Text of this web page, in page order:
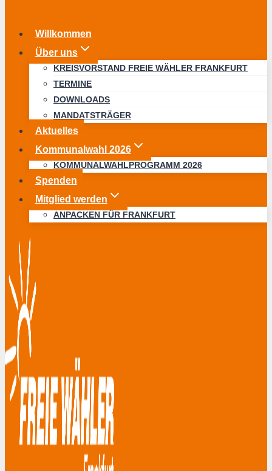
Willkommen
Über uns
KREISVORSTAND FREIE WÄHLER FRANKFURT
TERMINE
DOWNLOADS
MANDATSTRÄGER
Aktuelles
Kommunalwahl 2026
KOMMUNALWAHLPROGRAMM 2026
Spenden
Mitglied werden
ANPACKEN FÜR FRANKFURT